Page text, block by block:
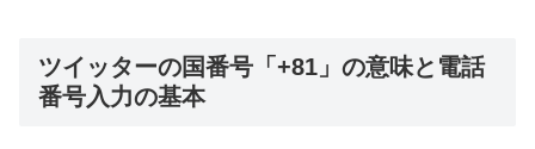
ツイッターの国番号「+81」の意味と電話
番号入力の基本